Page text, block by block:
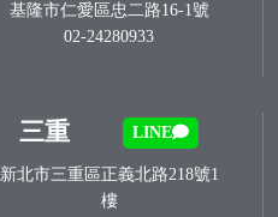
基隆市仁愛區忠二路16-1號
02-24280933
三重 LINE
新北市三重區正義北路218號1
樓